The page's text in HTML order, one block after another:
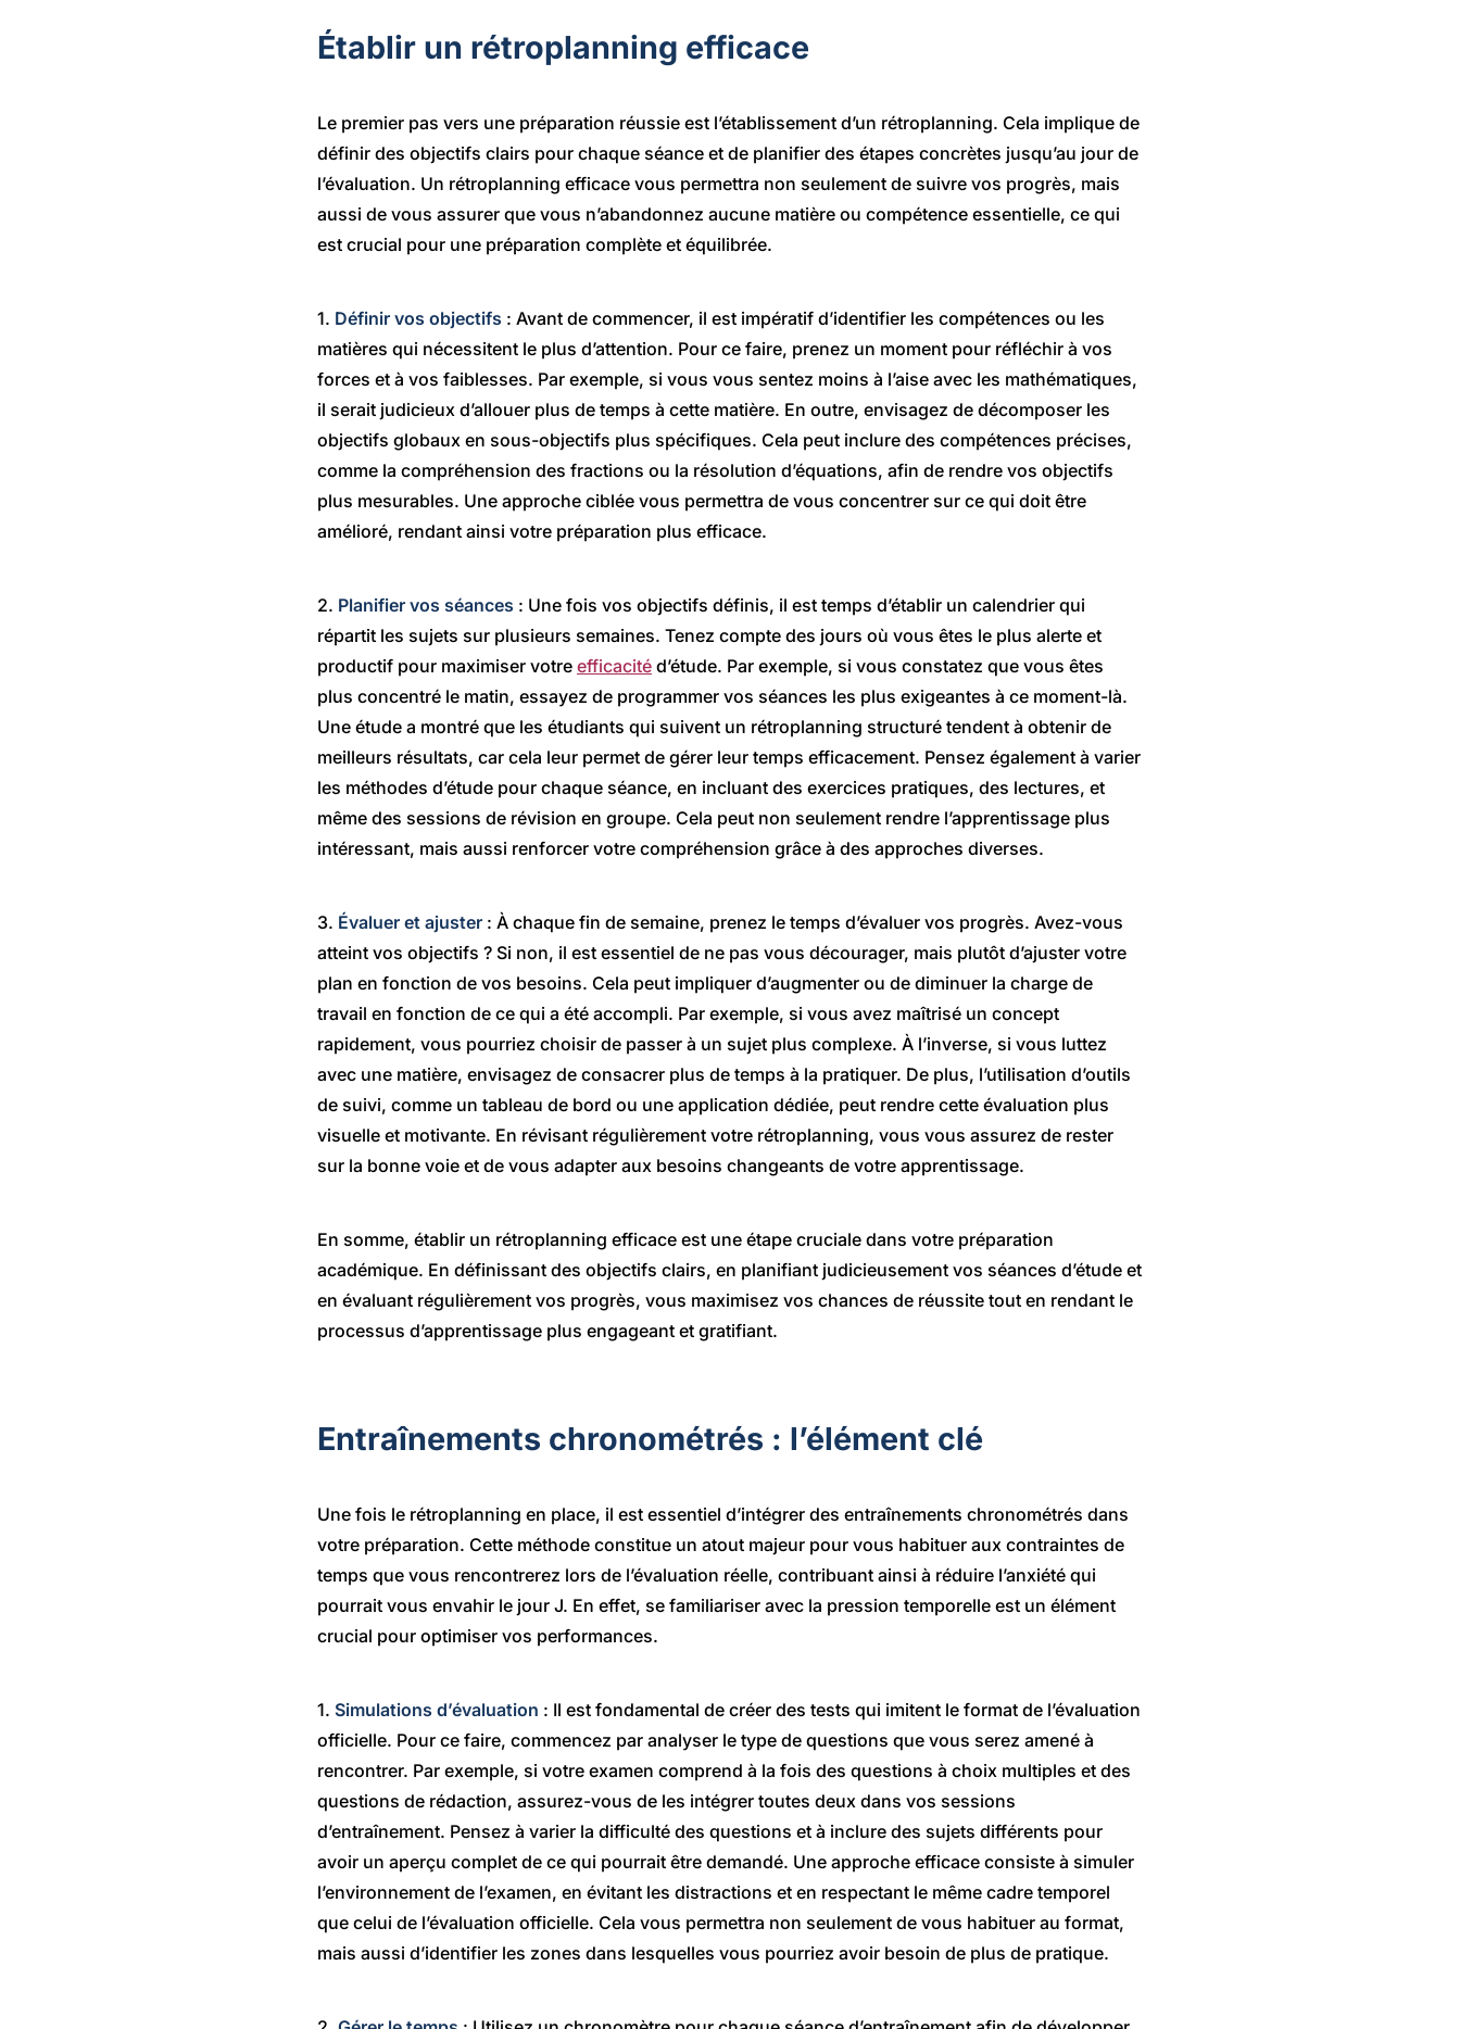
Établir un rétroplanning efficace
Le premier pas vers une préparation réussie est l’établissement d’un rétroplanning. Cela implique de
définir des objectifs clairs pour chaque séance et de planifier des étapes concrètes jusqu’au jour de
l’évaluation. Un rétroplanning efficace vous permettra non seulement de suivre vos progrès, mais
aussi de vous assurer que vous n’abandonnez aucune matière ou compétence essentielle, ce qui
est crucial pour une préparation complète et équilibrée.
1. Définir vos objectifs : Avant de commencer, il est impératif d’identifier les compétences ou les
matières qui nécessitent le plus d’attention. Pour ce faire, prenez un moment pour réfléchir à vos
forces et à vos faiblesses. Par exemple, si vous vous sentez moins à l’aise avec les mathématiques,
il serait judicieux d’allouer plus de temps à cette matière. En outre, envisagez de décomposer les
objectifs globaux en sous-objectifs plus spécifiques. Cela peut inclure des compétences précises,
comme la compréhension des fractions ou la résolution d’équations, afin de rendre vos objectifs
plus mesurables. Une approche ciblée vous permettra de vous concentrer sur ce qui doit être
amélioré, rendant ainsi votre préparation plus efficace.
2. Planifier vos séances : Une fois vos objectifs définis, il est temps d’établir un calendrier qui
répartit les sujets sur plusieurs semaines. Tenez compte des jours où vous êtes le plus alerte et
productif pour maximiser votre efficacité d’étude. Par exemple, si vous constatez que vous êtes
plus concentré le matin, essayez de programmer vos séances les plus exigeantes à ce moment-là.
Une étude a montré que les étudiants qui suivent un rétroplanning structuré tendent à obtenir de
meilleurs résultats, car cela leur permet de gérer leur temps efficacement. Pensez également à varier
les méthodes d’étude pour chaque séance, en incluant des exercices pratiques, des lectures, et
même des sessions de révision en groupe. Cela peut non seulement rendre l’apprentissage plus
intéressant, mais aussi renforcer votre compréhension grâce à des approches diverses.
3. Évaluer et ajuster : À chaque fin de semaine, prenez le temps d’évaluer vos progrès. Avez-vous
atteint vos objectifs ? Si non, il est essentiel de ne pas vous décourager, mais plutôt d’ajuster votre
plan en fonction de vos besoins. Cela peut impliquer d’augmenter ou de diminuer la charge de
travail en fonction de ce qui a été accompli. Par exemple, si vous avez maîtrisé un concept
rapidement, vous pourriez choisir de passer à un sujet plus complexe. À l’inverse, si vous luttez
avec une matière, envisagez de consacrer plus de temps à la pratiquer. De plus, l’utilisation d’outils
de suivi, comme un tableau de bord ou une application dédiée, peut rendre cette évaluation plus
visuelle et motivante. En révisant régulièrement votre rétroplanning, vous vous assurez de rester
sur la bonne voie et de vous adapter aux besoins changeants de votre apprentissage.
En somme, établir un rétroplanning efficace est une étape cruciale dans votre préparation
académique. En définissant des objectifs clairs, en planifiant judicieusement vos séances d’étude et
en évaluant régulièrement vos progrès, vous maximisez vos chances de réussite tout en rendant le
processus d’apprentissage plus engageant et gratifiant.
Entraînements chronométrés : l’élément clé
Une fois le rétroplanning en place, il est essentiel d’intégrer des entraînements chronométrés dans
votre préparation. Cette méthode constitue un atout majeur pour vous habituer aux contraintes de
temps que vous rencontrerez lors de l’évaluation réelle, contribuant ainsi à réduire l’anxiété qui
pourrait vous envahir le jour J. En effet, se familiariser avec la pression temporelle est un élément
crucial pour optimiser vos performances.
1. Simulations d’évaluation : Il est fondamental de créer des tests qui imitent le format de l’évaluation
officielle. Pour ce faire, commencez par analyser le type de questions que vous serez amené à
rencontrer. Par exemple, si votre examen comprend à la fois des questions à choix multiples et des
questions de rédaction, assurez-vous de les intégrer toutes deux dans vos sessions
d’entraînement. Pensez à varier la difficulté des questions et à inclure des sujets différents pour
avoir un aperçu complet de ce qui pourrait être demandé. Une approche efficace consiste à simuler
l’environnement de l’examen, en évitant les distractions et en respectant le même cadre temporel
que celui de l’évaluation officielle. Cela vous permettra non seulement de vous habituer au format,
mais aussi d’identifier les zones dans lesquelles vous pourriez avoir besoin de plus de pratique.